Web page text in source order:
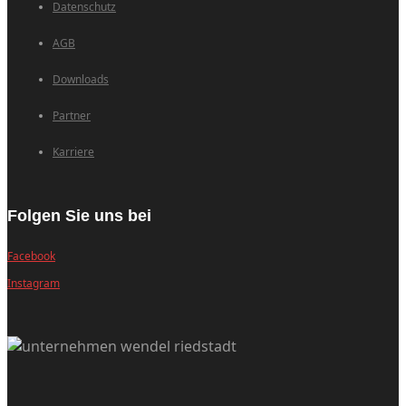
Datenschutz
AGB
Downloads
Partner
Karriere
Folgen Sie uns bei
Facebook
Instagram